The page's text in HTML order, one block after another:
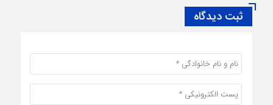
ثبت دیدگاه